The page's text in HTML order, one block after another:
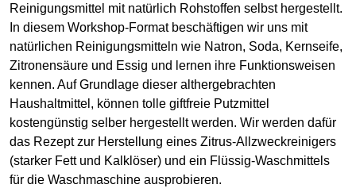
Reinigungsmittel mit natürlich Rohstoffen selbst hergestellt.
In diesem Workshop-Format beschäftigen wir uns mit
natürlichen Reinigungsmitteln wie Natron, Soda, Kernseife,
Zitronensäure und Essig und lernen ihre Funktionsweisen
kennen. Auf Grundlage dieser althergebrachten
Haushaltmittel, können tolle giftfreie Putzmittel
kostengünstig selber hergestellt werden. Wir werden dafür
das Rezept zur Herstellung eines Zitrus-Allzweckreinigers
(starker Fett und Kalklöser) und ein Flüssig-Waschmittels
für die Waschmaschine ausprobieren.